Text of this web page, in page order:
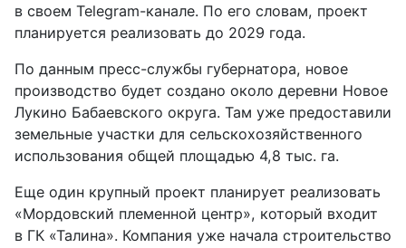
в своем Telegram-канале. По его словам, проект
планируется реализовать до 2029 года.
По данным пресс-службы губернатора, новое
производство будет создано около деревни Новое
Лукино Бабаевского округа. Там уже предоставили
земельные участки для сельскохозяйственного
использования общей площадью 4,8 тыс. га.
Еще один крупный проект планирует реализовать
«Мордовский племенной центр», который входит
в ГК «Талина». Компания уже начала строительство